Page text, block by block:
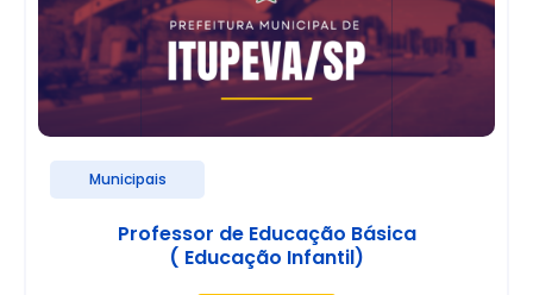
Municipais
Professor de Educação Básica
( Educação Infantil)